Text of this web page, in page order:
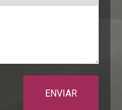
ENVIAR